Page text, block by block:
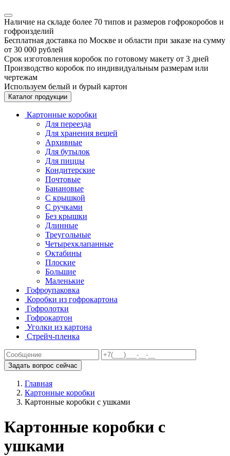
Наличие на складе более 70 типов и размеров гофрокоробов и
гофроизделий
Бесплатная доставка по Москве и области при заказе на сумму
от 30 000 рублей
Срок изготовления коробок по готовому макету от 3 дней
Производство коробок по индивидуальным размерам или
чертежам
Используем белый и бурый картон
Каталог продукции
Картонные коробки
Для переезда
Для хранения вещей
Архивные
Для бутылок
Для пиццы
Кондитерские
Почтовые
Банановые
С крышкой
С ручками
Без крышки
Длинные
Треугольные
Четырехклапанные
Октабины
Плоские
Большие
Маленькие
Гофроупаковка
Коробки из гофрокартона
Гофролотки
Гофрокартон
Уголки из картона
Стрейч-пленка
Задать вопрос сейчас
Главная
Картонные коробки
Картонные коробки с ушками
Картонные коробки с
ушками